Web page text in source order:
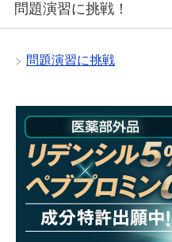
問題演習に挑戦！
問題演習に挑戦